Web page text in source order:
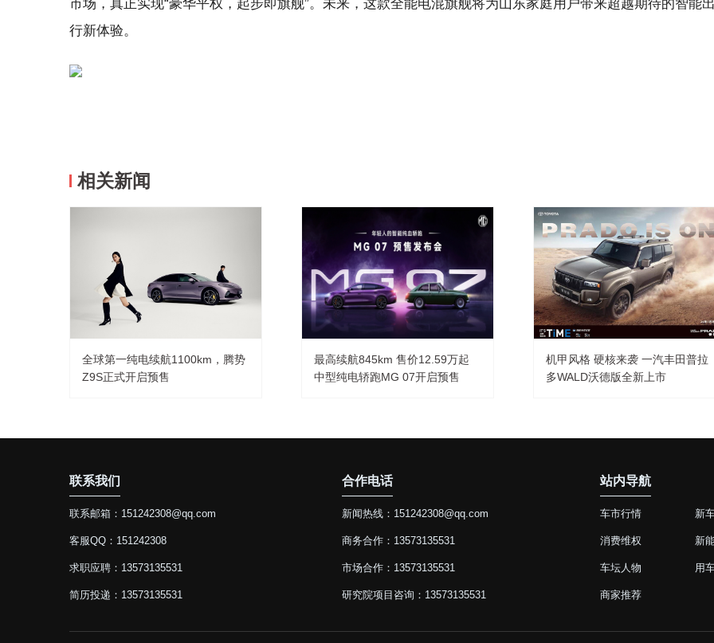
市场，真正实现“豪华平权，起步即旗舰”。未来，这款全能电混旗舰将为山东家庭用户带来超越期待的智能
行新体验。
相关新闻
全球第一纯电续航1100km，腾势
Z9S正式开启预售
最高续航845km 售价12.59万起
中型纯电轿跑MG 07开启预售
机甲风格 硬核来袭 一汽丰田普拉
多WALD沃德版全新上市
联系我们
联系邮箱：151242308@qq.com
客服QQ：151242308
求职应聘：13573135531
简历投递：13573135531
合作电话
新闻热线：151242308@qq.com
商务合作：13573135531
市场合作：13573135531
研究院项目咨询：13573135531
站内导航
车市行情 新
消费维权 新
车坛人物 用
商家推荐